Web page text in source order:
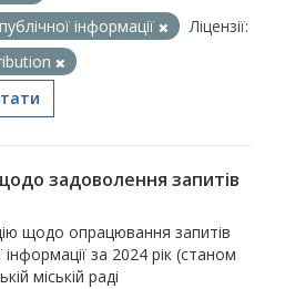
інформації
Ліцензії:
задоволення запитів
щодо опрацювання запитів
за 2024 рік (станом
міській раді